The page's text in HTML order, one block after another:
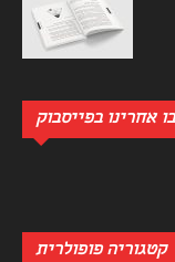
אחרינו בפייסבוק
קטגוריה פופולרית